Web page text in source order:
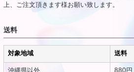
上、ご注文頂きます様お願い致します。
送料
対象地域 送料